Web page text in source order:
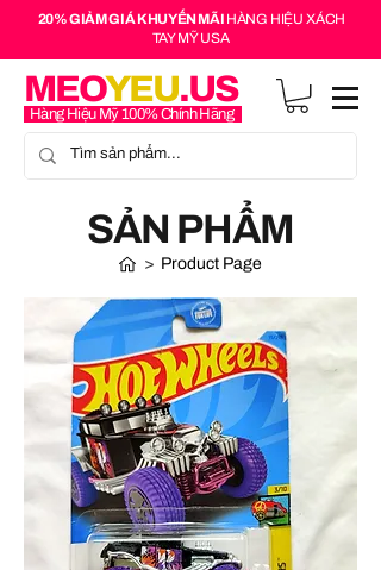
20% GIẢM GIÁ KHUYẾN MÃI HÀNG HIỆU XÁCH
TAY MỸ USA
MEOYEU.US
Hàng Hiệu Mỹ 100% Chính Hãng
SẢN PHẨM
> Product Page